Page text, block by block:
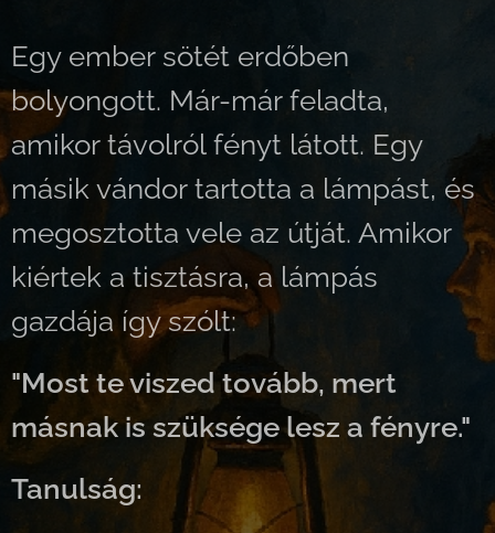
Egy ember sötét erdőben
bolyongott. Már-már feladta,
amikor távolról fényt látott. Egy
másik vándor tartotta a lámpást, és
megosztotta vele az útját. Amikor
kiértek a tisztásra, a lámpás
gazdája így szólt:
"Most te viszed tovább, mert
másnak is szüksége lesz a fényre."
Tanulság: